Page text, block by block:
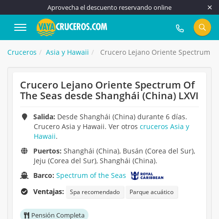
Aprovecha el descuento reservando online
917 815 555
Cruceros Asia y Hawaii Crucero Lejano Oriente Spectrum
Crucero Lejano Oriente Spectrum Of
The Seas desde Shanghái (China) LXVI
Salida: Desde Shanghái (China) durante 6 días.
Crucero Asia y Hawaii. Ver otros cruceros Asia y
Hawaii.
Puertos: Shanghái (China), Busán (Corea del Sur),
Jeju (Corea del Sur), Shanghái (China).
Barco:Spectrum of the Seas
Ventajas:
Spa recomendado Parque acuático
Pensión Completa